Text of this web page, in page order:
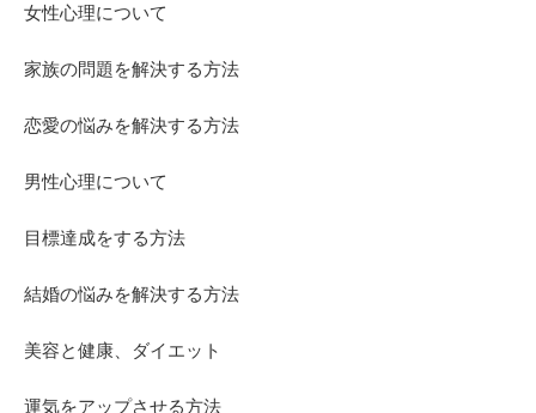
女性心理について
家族の問題を解決する方法
恋愛の悩みを解決する方法
男性心理について
目標達成をする方法
結婚の悩みを解決する方法
美容と健康、ダイエット
運気をアップさせる方法